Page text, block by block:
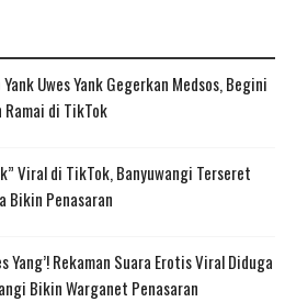
Uwes Yank Gegerkan Medsos, Begini
Ramai di TikTok
Viral di TikTok, Banyuwangi Terseret
Bikin Penasaran
Yang’! Rekaman Suara Erotis Viral Diduga
Bikin Warganet Penasaran